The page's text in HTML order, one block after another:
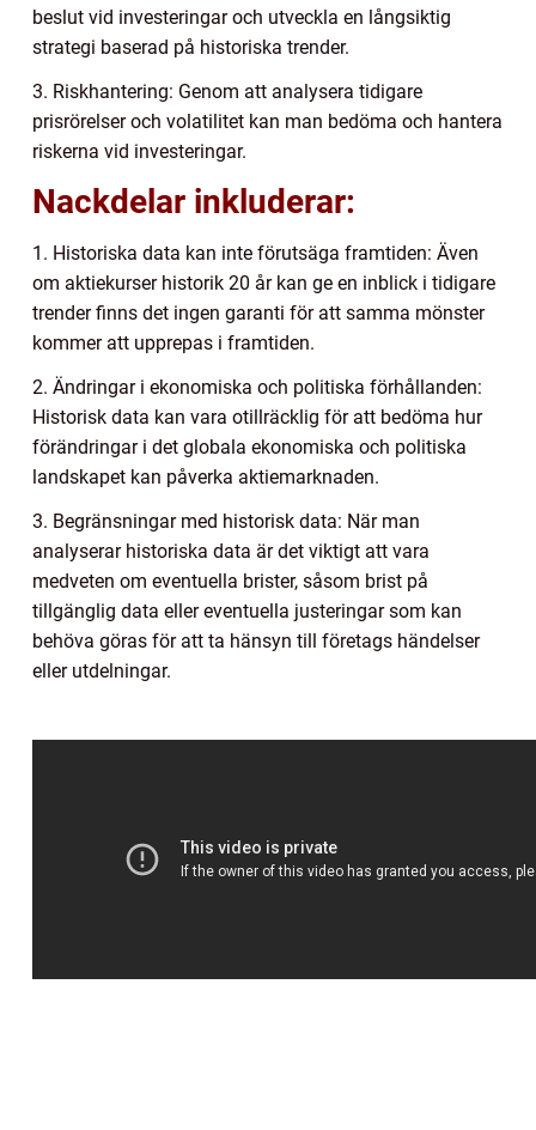
beslut vid investeringar och utveckla en långsiktig
strategi baserad på historiska trender.
3. Riskhantering: Genom att analysera tidigare
prisrörelser och volatilitet kan man bedöma och hantera
riskerna vid investeringar.
Nackdelar inkluderar:
1. Historiska data kan inte förutsäga framtiden: Även
om aktiekurser historik 20 år kan ge en inblick i tidigare
trender finns det ingen garanti för att samma mönster
kommer att upprepas i framtiden.
2. Ändringar i ekonomiska och politiska förhållanden:
Historisk data kan vara otillräcklig för att bedöma hur
förändringar i det globala ekonomiska och politiska
landskapet kan påverka aktiemarknaden.
3. Begränsningar med historisk data: När man
analyserar historiska data är det viktigt att vara
medveten om eventuella brister, såsom brist på
tillgänglig data eller eventuella justeringar som kan
behöva göras för att ta hänsyn till företags händelser
eller utdelningar.